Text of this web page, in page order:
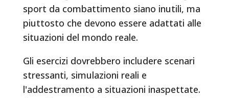
sport da combattimento siano inutili, ma
piuttosto che devono essere adattati alle
situazioni del mondo reale.
Gli esercizi dovrebbero includere scenari
stressanti, simulazioni reali e
l'addestramento a situazioni inaspettate.